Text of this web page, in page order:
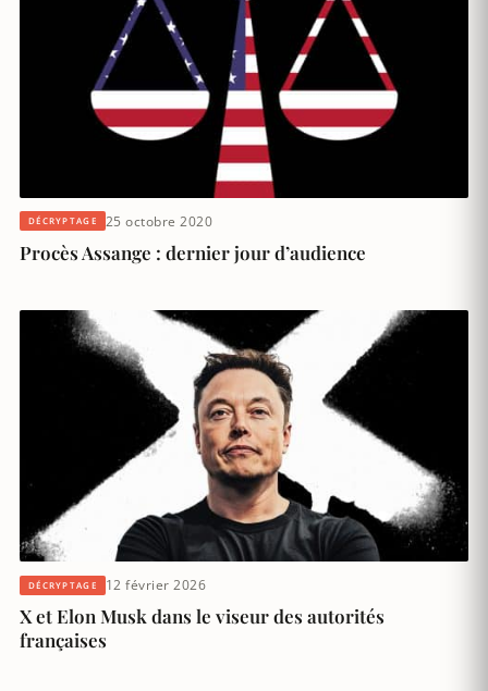
DÉCRYPTAGE 25 octobre 2020
Procès Assange : dernier jour d’audience
DÉCRYPTAGE 12 février 2026
X et Elon Musk dans le viseur des autorités
françaises